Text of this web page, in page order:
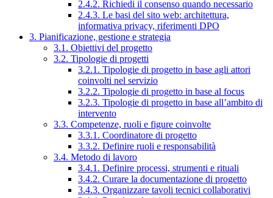
2.4.2. Richiedi il consenso quando necessario
2.4.3. Le basi del sito web: architettura,
informativa privacy, riferimenti DPO
3. Pianificazione, gestione e strategia
3.1. Obiettivi del progetto
3.2. Tipologie di progetti
3.2.1. Tipologie di progetto in base agli attori
coinvolti nel servizio
3.2.2. Tipologie di progetto in base al focus
3.2.3. Tipologie di progetto in base all’ambito di
intervento
3.3. Competenze, ruoli e figure coinvolte
3.3.1. Coordinatore di progetto
3.3.2. Definire ruoli e responsabilità
3.4. Metodo di lavoro
3.4.1. Definire processi, strumenti e rituali
3.4.2. Curare la documentazione di progetto
3.4.3. Organizzare tavoli tecnici collaborativi